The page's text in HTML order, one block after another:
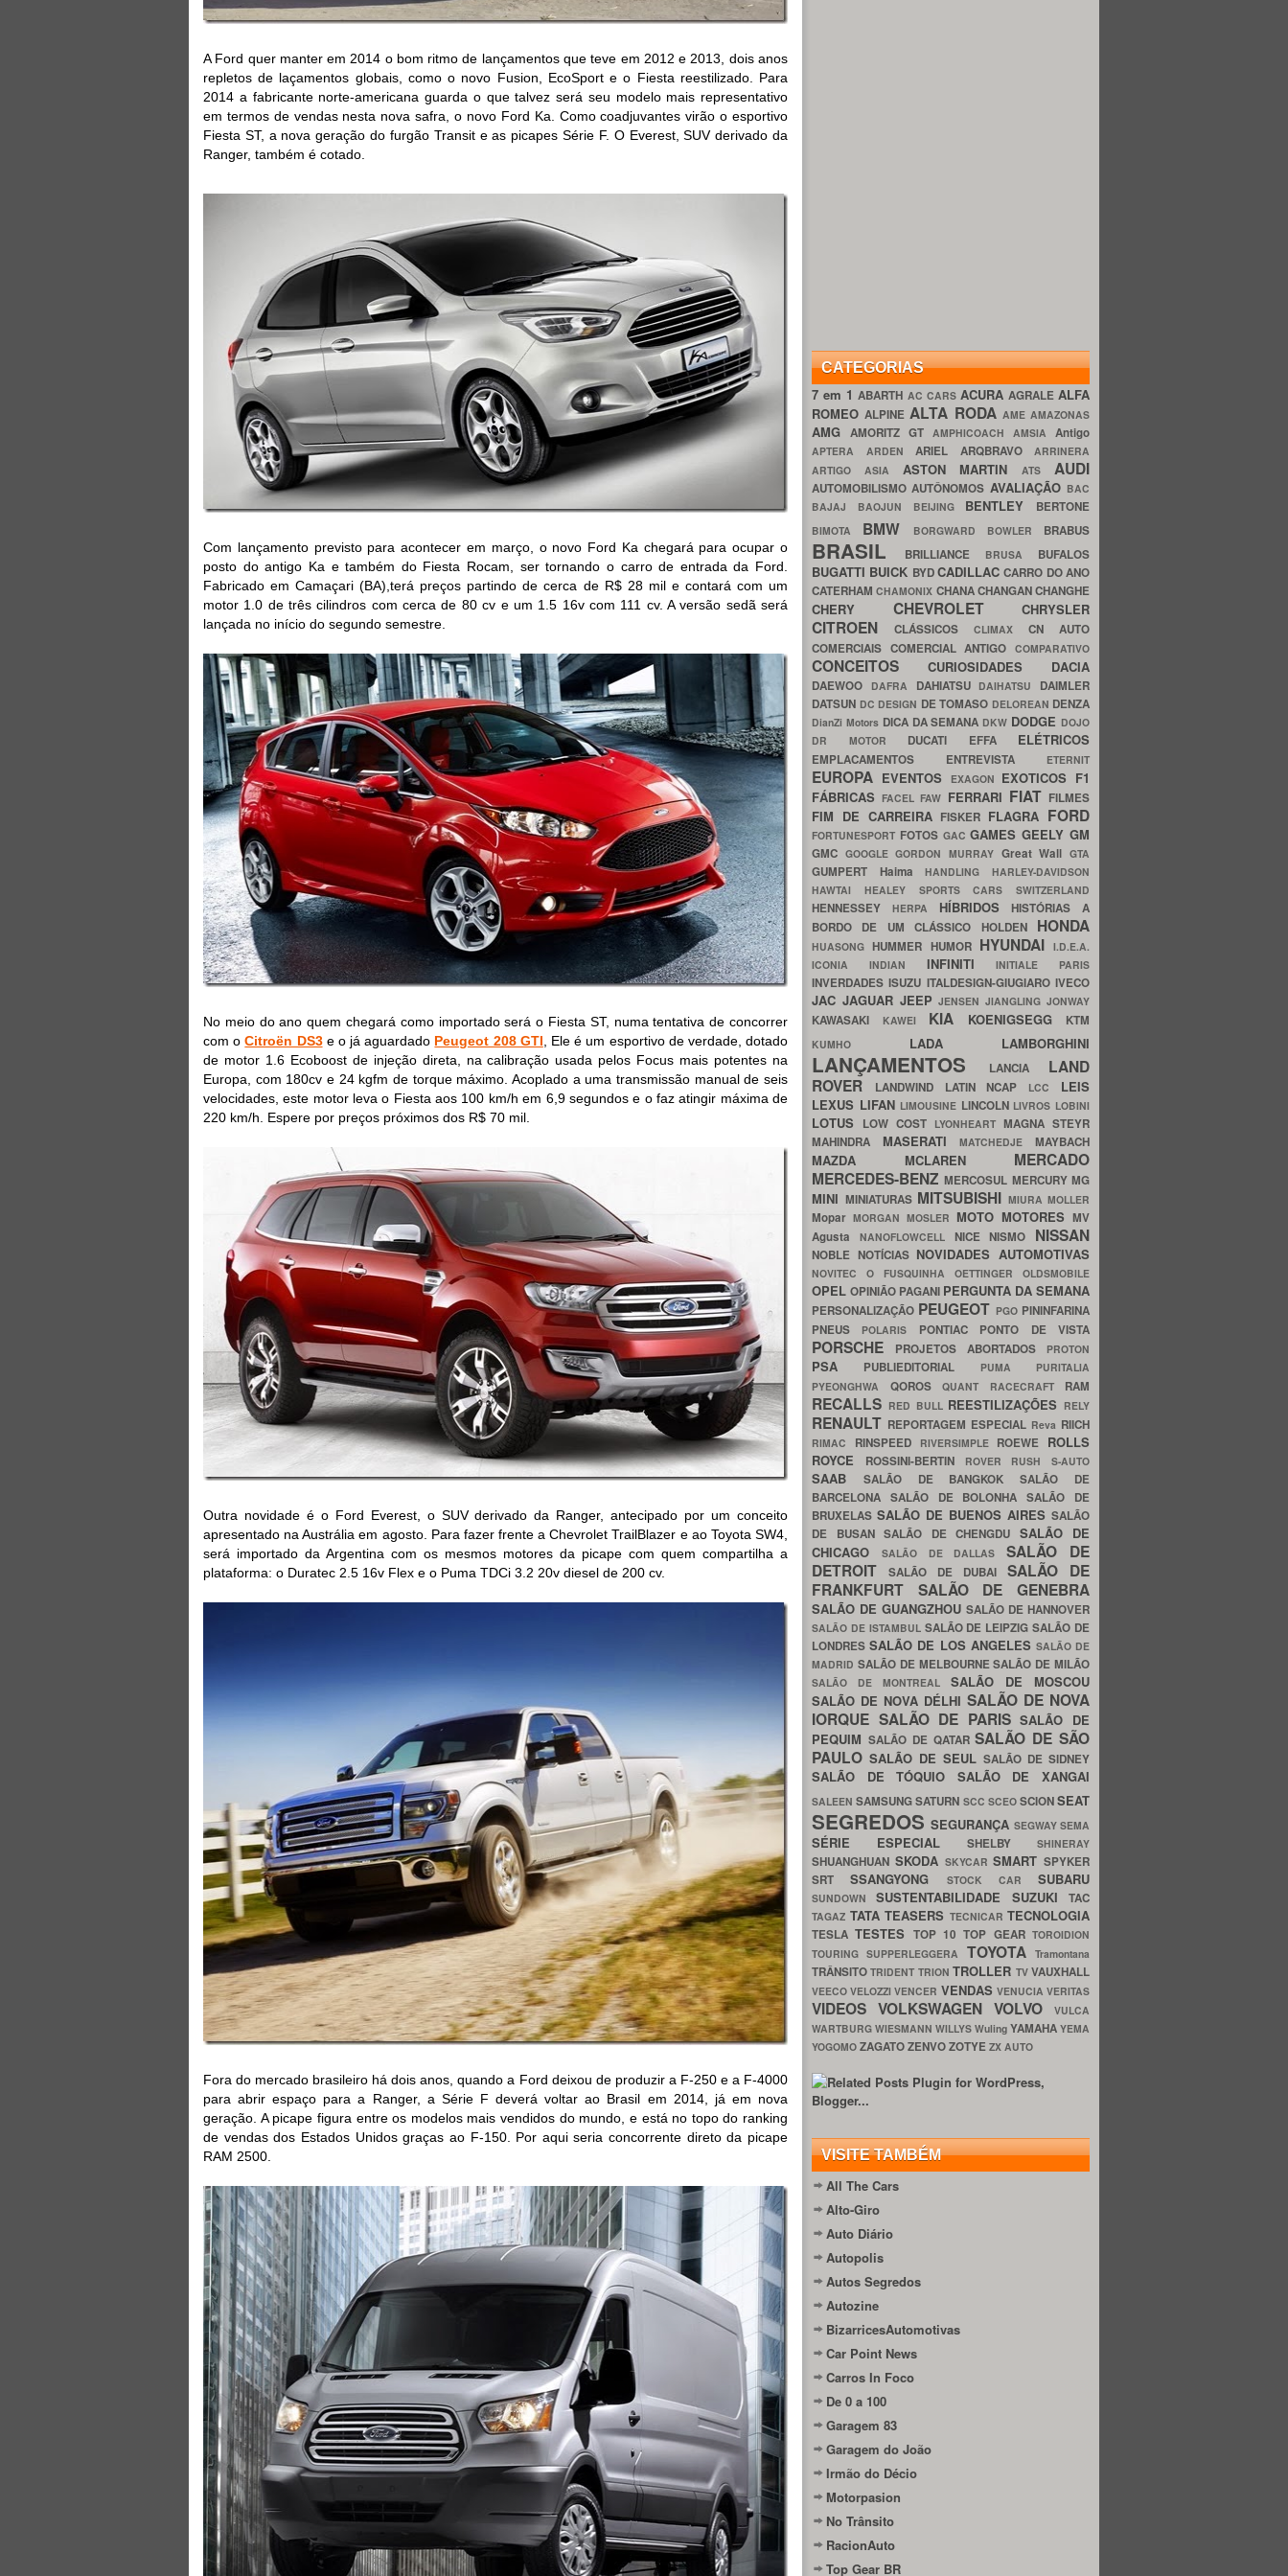
A Ford quer manter em 2014 o bom ritmo de lançamentos que teve em 2012 e 2013, dois anos
repletos de laçamentos globais, como o novo Fusion, EcoSport e o Fiesta reestilizado. Para
2014 a fabricante norte-americana guarda o que talvez será seu modelo mais representativo
em termos de vendas nesta nova safra, o novo Ford Ka. Como coadjuvantes virão o esportivo
Fiesta ST, a nova geração do furgão Transit e as picapes Série F. O Everest, SUV derivado da
Ranger, também é cotado.
Com lançamento previsto para acontecer em março, o novo Ford Ka chegará para ocupar o
posto do antigo Ka e também do Fiesta Rocam, ser tornando o carro de entrada da Ford.
Fabricado em Camaçari (BA),terá preços partindo de cerca de R$ 28 mil e contará com um
motor 1.0 de três cilindros com cerca de 80 cv e um 1.5 16v com 111 cv. A versão sedã será
lançada no início do segundo semestre.
No meio do ano quem chegará como importado será o Fiesta ST, numa tentativa de concorrer
com oCitroën DS3e o já aguardado Peugeot 208 GTI , Ele é um esportivo de verdade, dotado
de motor 1.6 Ecoboost de injeção direta, na calibração usada pelos Focus mais potentes na
Europa, com 180cv e 24 kgfm de torque máximo. Acoplado a uma transmissão manual de seis
velocidades, este motor leva o Fiesta aos 100 km/h em 6,9 segundos e o faz atingir máxima de
220 km/h. Espere por preços próximos dos R$ 70 mil.
Outra novidade é o Ford Everest, o SUV derivado da Ranger, antecipado por um conceito
apresentado na Austrália em agosto. Para fazer frente a Chevrolet TrailBlazer e ao Toyota SW4,
será importado da Argentina com os mesmos motores da picape com quem compartilha a
plataforma: o Duratec 2.5 16v Flex e o Puma TDCi 3.2 20v diesel de 200 cv.
Fora do mercado brasileiro há dois anos, quando a Ford deixou de produzir a F-250 e a F-4000
para abrir espaço para a Ranger, a Série F deverá voltar ao Brasil em 2014, já em nova
geração. A picape figura entre os modelos mais vendidos do mundo, e está no topo do ranking
de vendas dos Estados Unidos graças ao F-150. Por aqui seria concorrente direto da picape
RAM 2500.
CATEGORIAS
7 em 1ABARTH AC CARS ACURA AGRALE ALFA
ROMEOALPINEALTA RODA AME AMAZONAS
AMG AMORITZ GT AMPHICOACH AMSIA Antigo
APTERA ARDEN ARIEL ARQBRAVO ARRINERA
ARTIGO ASIA ASTON MARTINATS AUDI
AUTOMOBILISMOAUTÔNOMOS AVALIAÇÃO BAC
BAJAJ BAOJUN BEIJING BENTLEY BERTONE
BIMOTA BMW BORGWARD BOWLER BRABUS
BRASIL BRILLIANCE BRUSA BUFALOS
BUGATTI BUICK BYDCADILLACCARRO DO ANO
CATERHAMCHAMONIX CHANACHANGANCHANGHE
CHERY CHEVROLET CHRYSLER
CITROEN CLÁSSICOS CLIMAX CN AUTO
COMERCIAIS COMERCIAL ANTIGOCOMPARATIVO
CONCEITOS CURIOSIDADES DACIA
DAEWOO DAFRA DAHIATSU DAIHATSU DAIMLER
DATSUN DC DESIGN DE TOMASO DELOREAN DENZA
DianZi Motors DICA DA SEMANA DKW DODGE DOJO
DR MOTOR DUCATI EFFA ELÉTRICOS
EMPLACAMENTOS ENTREVISTA ETERNIT
EUROPA EVENTOS EXAGON EXOTICOS F1
FÁBRICASFACELFAW FERRARI FIAT FILMES
FIM DE CARREIRA FISKER FLAGRA FORD
FORTUNESPORT FOTOS GACGAMESGEELYGM
GMC GOOGLEGORDON MURRAY Great WallGTA
GUMPERT HaimaHANDLINGHARLEY-DAVIDSON
HAWTAI HEALEY SPORTS CARS SWITZERLAND
HENNESSEY HERPA HÍBRIDOSHISTÓRIAS A
BORDO DE UM CLÁSSICO HOLDEN HONDA
HUASONGHUMMER HUMOR HYUNDAI I.D.E.A.
ICONIA INDIAN INFINITIINITIALE PARIS
INVERDADESISUZU ITALDESIGN-GIUGIAROIVECO
JAC JAGUAR JEEPJENSENJIANGLINGJONWAY
KAWASAKI KAWEI KIA KOENIGSEGG KTM
KUMHO LADA LAMBORGHINI
LANÇAMENTOS LANCIA LAND
ROVER
LANDWIND LATIN NCAP LCC LEIS
LEXUS LIFAN LIMOUSINE LINCOLN LIVROS LOBINI
LOTUS LOW COST LYONHEART MAGNA STEYR
MAHINDRA MASERATIMATCHEDJEMAYBACH
MAZDA MCLAREN MERCADO
MERCEDES-BENZMERCOSUL MERCURYMG
MINI MINIATURAS MITSUBISHI MIURA MOLLER
Mopar MORGAN MOSLER MOTO MOTORES MV
Agusta NANOFLOWCELL NICENISMO NISSAN
NOBLE NOTÍCIAS NOVIDADES AUTOMOTIVAS
NOVITEC O FUSQUINHA OETTINGER OLDSMOBILE
OPEL OPINIÃO PAGANI PERGUNTA DA SEMANA
PERSONALIZAÇÃO PEUGEOT PGO PININFARINA
PNEUS
POLARIS PONTIAC PONTO DE VISTA
PORSCHE PROJETOS ABORTADOS PROTON
PSA PUBLIEDITORIAL PUMA PURITALIA
PYEONGHWA QOROS QUANT RACECRAFT RAM
RECALLS RED BULL REESTILIZAÇÕES RELY
RENAULT REPORTAGEM ESPECIAL Reva RIICH
RIMAC RINSPEED RIVERSIMPLE ROEWE ROLLS
ROYCE
ROSSINI-BERTIN ROVER RUSH S-AUTO
SAAB SALÃO DE BANGKOKSALÃO DE
BARCELONA SALÃO DE BOLONHASALÃO DE
BRUXELAS SALÃO DE BUENOS AIRES SALÃO
DE BUSAN SALÃO DE CHENGDU SALÃO DE
CHICAGO
SALÃO DE DALLASSALÃO DE
DETROIT
SALÃO DE DUBAI SALÃO DE
FRANKFURT SALÃO DE GENEBRA
SALÃO DE GUANGZHOU SALÃO DE HANNOVER
SALÃO DE ISTAMBUL SALÃO DE LEIPZIGSALÃO DE
LONDRESSALÃO DE LOS ANGELES SALÃO DE
MADRID SALÃO DE MELBOURNESALÃO DE MILÃO
SALÃO DE MONTREAL SALÃO DE MOSCOU
SALÃO DE NOVA DÉLHI SALÃO DE NOVA
IORQUE SALÃO DE PARISSALÃO DE
PEQUIM SALÃO DE QATARSALÃO DE SÃO
PAULO SALÃO DE SEUL SALÃO DE SIDNEY
SALÃO DE TÓQUIO SALÃO DE XANGAI
SALEENSAMSUNGSATURN SCC SCEO SCIONSEAT
SEGREDOSSEGURANÇA SEGWAYSEMA
SÉRIE ESPECIAL SHELBY SHINERAY
SHUANGHUAN SKODA SKYCARSMART SPYKER
SRTSSANGYONG STOCK CAR SUBARU
SUNDOWNSUSTENTABILIDADE SUZUKITAC
TAGAZ TATA TEASERS TECNICAR TECNOLOGIA
TESLATESTES TOP 10TOP GEARTOROIDION
TOURING SUPPERLEGGERA TOYOTATramontana
TRÂNSITOTRIDENT TRIONTROLLER TVVAUXHALL
VEECOVELOZZIVENCER VENDAS VENUCIAVERITAS
VIDEOS VOLKSWAGEN VOLVO
VULCA
WARTBURG WIESMANN WILLYS Wuling YAMAHA YEMA
YOGOMO ZAGATOZENVOZOTYE ZX AUTO
VISITE TAMBÉM
All The Cars
Alto-Giro
Auto Diário
Autopolis
Autos Segredos
Autozine
BizarricesAutomotivas
Car Point News
Carros In Foco
De 0 a 100
Garagem 83
Garagem do João
Irmão do Décio
Motorpasion
No Trânsito
RacionAuto
Top Gear BR